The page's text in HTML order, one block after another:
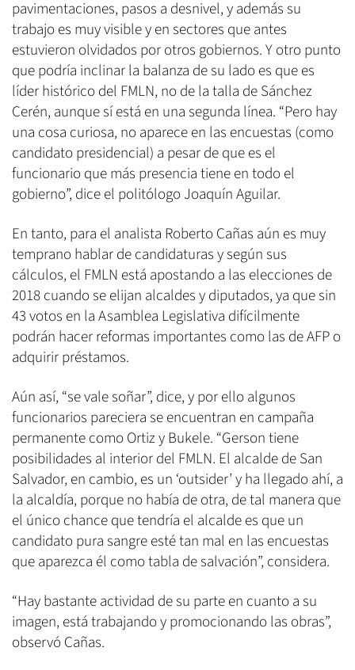
pavimentaciones, pasos a desnivel, y además su
trabajo es muy visible y en sectores que antes
estuvieron olvidados por otros gobiernos. Y otro punto
que podría inclinar la balanza de su lado es que es
líder histórico del FMLN, no de la talla de Sánchez
Cerén, aunque sí está en una segunda línea. “Pero hay
una cosa curiosa, no aparece en las encuestas (como
candidato presidencial) a pesar de que es el
funcionario que más presencia tiene en todo el
gobierno”, dice el politólogo Joaquín Aguilar.
En tanto, para el analista Roberto Cañas aún es muy
temprano hablar de candidaturas y según sus
cálculos, el FMLN está apostando a las elecciones de
2018 cuando se elijan alcaldes y diputados, ya que sin
43 votos en la Asamblea Legislativa difícilmente
podrán hacer reformas importantes como las de AFP o
adquirir préstamos.
Aún así, “se vale soñar”, dice, y por ello algunos
funcionarios pareciera se encuentran en campaña
permanente como Ortiz y Bukele. “Gerson tiene
posibilidades al interior del FMLN. El alcalde de San
Salvador, en cambio, es un ‘outsider’ y ha llegado ahí, a
la alcaldía, porque no había de otra, de tal manera que
el único chance que tendría el alcalde es que un
candidato pura sangre esté tan mal en las encuestas
que aparezca él como tabla de salvación”, considera.
“Hay bastante actividad de su parte en cuanto a su
imagen, está trabajando y promocionando las obras”,
observó Cañas.